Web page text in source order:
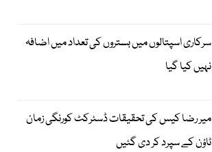
سرکاری اسپتالوں میں بستروں کی تعداد میں اضافہ
نہیں کیا گیا
میر رضا کیس کی تحقیقات ڈسٹرکٹ کورنگی زمان
ٹاؤن کے سپرد کر دی گئیں